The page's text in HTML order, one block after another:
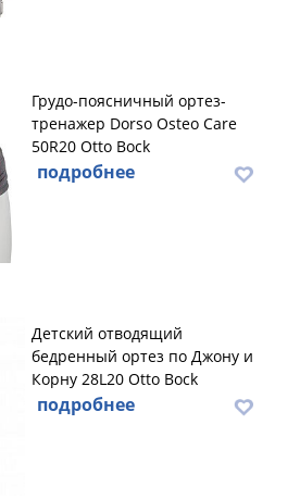
Грудо-поясничный ортез-
тренажер Dorso Osteo Care
50R20 Otto Bock
подробнее
Детский отводящий
бедренный ортез по Джону и
Корну 28L20 Otto Bock
подробнее